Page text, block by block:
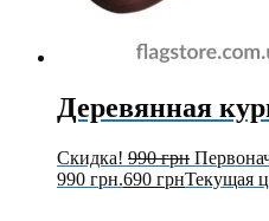
Деревянная
Скидка! 990грн
990 грн.690 грнТекущая